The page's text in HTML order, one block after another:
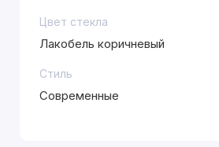
Цвет стекла
Лакобель коричневый
Стиль
Современные